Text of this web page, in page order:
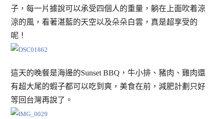
子，每一片據說可以承受四個人的重量，躺在上面吹着涼
涼的風，看著湛藍的天空以及朵朵白雲，真是超享受的
呢！
這天的晚餐是海邊的Sunset BBQ，牛小排、豬肉、雞肉還
有超大尾的蝦子都可以吃到爽，美食在前，減肥計劃只好
等回台灣再說了。